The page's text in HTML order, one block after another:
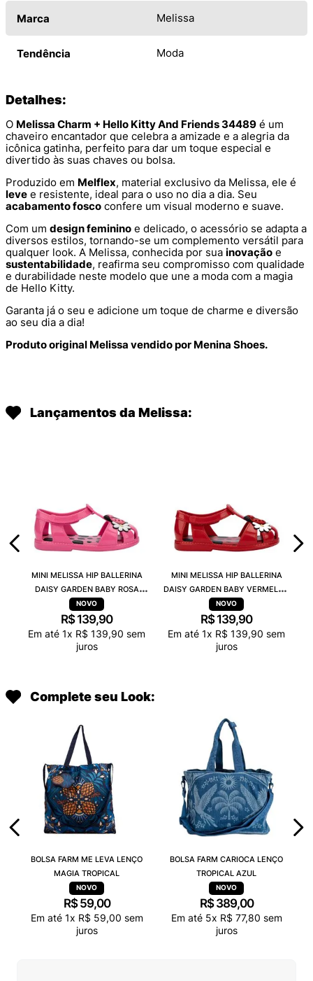
Marca Melissa
Tendência Moda
Detalhes:
O Melissa Charm + Hello Kitty And Friends 34489 é um
chaveiro encantador que celebra a amizade e a alegria da
icônica gatinha, perfeito para dar um toque especial e
divertido às suas chaves ou bolsa.
Produzido em Melflex, material exclusivo da Melissa, ele é
leve e resistente, ideal para o uso no dia a dia. Seu
acabamento fosco confere um visual moderno e suave.
Com um design feminino e delicado, o acessório se adapta a
diversos estilos, tornando-se um complemento versátil para
qualquer look. A Melissa, conhecida por sua inovação e
sustentabilidade, reafirma seu compromisso com qualidade
e durabilidade neste modelo que une a moda com a magia
de Hello Kitty.
Garanta já o seu e adicione um toque de charme e diversão
ao seu dia a dia!
Produto original Melissa vendido por Menina Shoes.
Lançamentos da Melissa:
MINI MELISSA HIP BALLERINA
DAISY GARDEN BABY ROSA
PRETO 38115
R$ 139,90
Em até 1x R$ 139,90 sem
juros
MINI MELISSA HIP BALLERINA
DAISY GARDEN BABY VERMELHO
PRETO 38115
R$ 139,90
Em até 1x R$ 139,90 sem
juros
Complete seu Look:
BOLSA FARM ME LEVA LENÇO
MAGIA TROPICAL
R$ 59,00
Em até 1x R$ 59,00 sem
juros
BOLSA FARM CARIOCA LENÇO
TROPICAL AZUL
R$ 389,00
Em até 5x R$ 77,80 sem
juros